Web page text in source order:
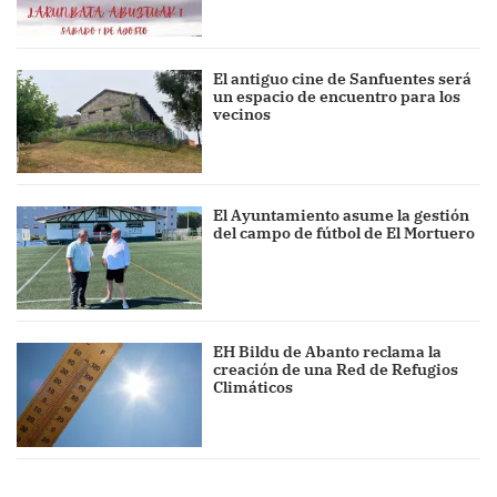
El antiguo cine de Sanfuentes será
un espacio de encuentro para los
vecinos
El Ayuntamiento asume la gestión
del campo de fútbol de El Mortuero
EH Bildu de Abanto reclama la
creación de una Red de Refugios
Climáticos